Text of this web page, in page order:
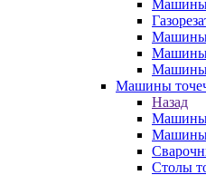
Машины
Машины
Машины
Машины
Машины
Назад
Машины
Машины
Столы